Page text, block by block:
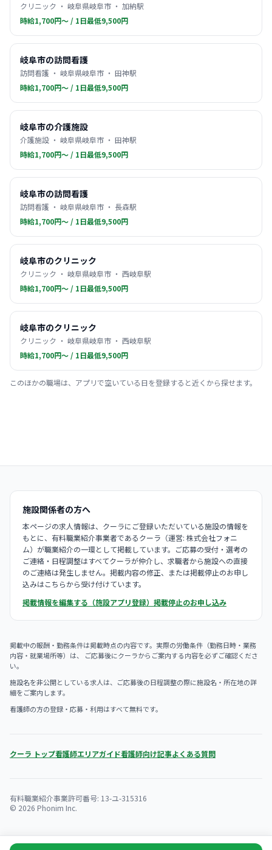
クリニック ・ 岐阜県岐阜市 ・ 加納駅
時給1,700円〜 / 1日最低9,500円
岐阜市の訪問看護
訪問看護 ・ 岐阜県岐阜市 ・ 田神駅
時給1,700円〜 / 1日最低9,500円
岐阜市の介護施設
介護施設 ・ 岐阜県岐阜市 ・ 田神駅
時給1,700円〜 / 1日最低9,500円
岐阜市の訪問看護
訪問看護 ・ 岐阜県岐阜市 ・ 長森駅
時給1,700円〜 / 1日最低9,500円
岐阜市のクリニック
クリニック ・ 岐阜県岐阜市 ・ 西岐阜駅
時給1,700円〜 / 1日最低9,500円
岐阜市のクリニック
クリニック ・ 岐阜県岐阜市 ・ 西岐阜駅
時給1,700円〜 / 1日最低9,500円
このほかの職場は、アプリで空いている日を登録すると近くから探せます。
施設関係者の方へ
本ページの求人情報は、クーラにご登録いただいている施設の情報を
もとに、有料職業紹介事業者であるクーラ（運営: 株式会社フォニ
ム）が職業紹介の一環として掲載しています。ご応募の受付・選考の
ご連絡・日程調整はすべてクーラが仲介し、求職者から施設への直接
のご連絡は発生しません。掲載内容の修正、または掲載停止のお申し
込みはこちらから受け付けています。
掲載情報を編集する（施設アプリ登録） 掲載停止のお申し込み
掲載中の報酬・勤務条件は掲載時点の内容です。実際の労働条件（勤務日時・業務
内容・就業場所等）は、 ご応募後にクーラからご案内する内容を必ずご確認くださ
い。
施設名を非公開としている求人は、ご応募後の日程調整の際に施設名・所在地の詳
細をご案内します。
看護師の方の登録・応募・利用はすべて無料です。
クーラ トップ看護師エリアガイド看護師向け記事よくある質問
有料職業紹介事業許可番号: 13-ユ-315316
© 2026 Phonim Inc.